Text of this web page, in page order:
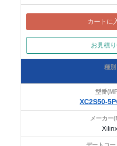
カートに
お見積
XC2S50-